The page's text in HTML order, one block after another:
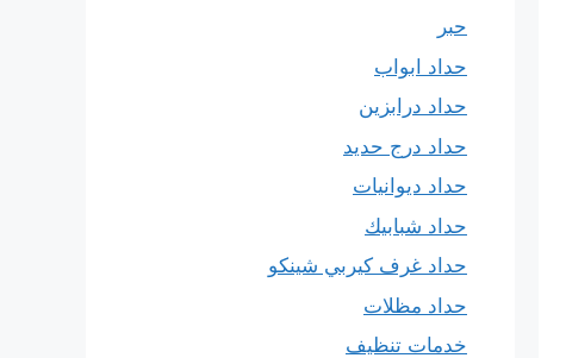
حبر
حداد ابواب
حداد درابزين
حداد درج حديد
حداد ديوانيات
حداد شبابيك
حداد غرف كيربي شينكو
حداد مظلات
خدمات تنظيف